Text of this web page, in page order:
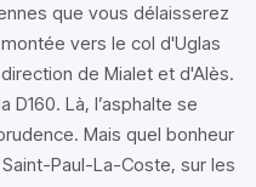
que vous délaisserez
vers le col d'Uglas
de Mialet et d'Alès.
D160. Là, l’asphalte se
Mais quel bonheur
Paul-La-Coste, sur les